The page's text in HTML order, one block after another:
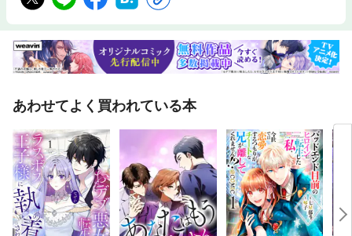
あわせてよく買われている本